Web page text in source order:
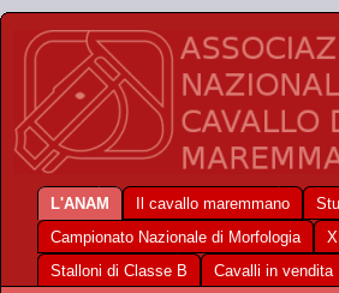
L'ANAM Il cavallo maremmano
Campionato Nazionale di Morfologia
Stalloni di Classe B
Cavalli in vendita